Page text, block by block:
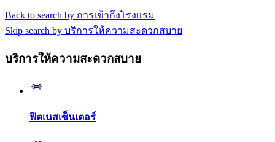
Back to search by การเข้าถึงโรงแรม
Skip search by บริการให้ความสะดวกสบาย
บริการให้ความสะดวกสบาย
ฟิตเนสเซ็นเตอร์